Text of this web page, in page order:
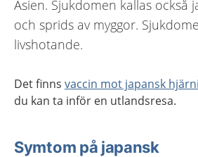
Asien. Sjukdomen kallas också
och sprids av myggor.
livshotande.
Det finns vaccin mot japansk
du kan ta inför en utlandsresa.
Symtom på japansk